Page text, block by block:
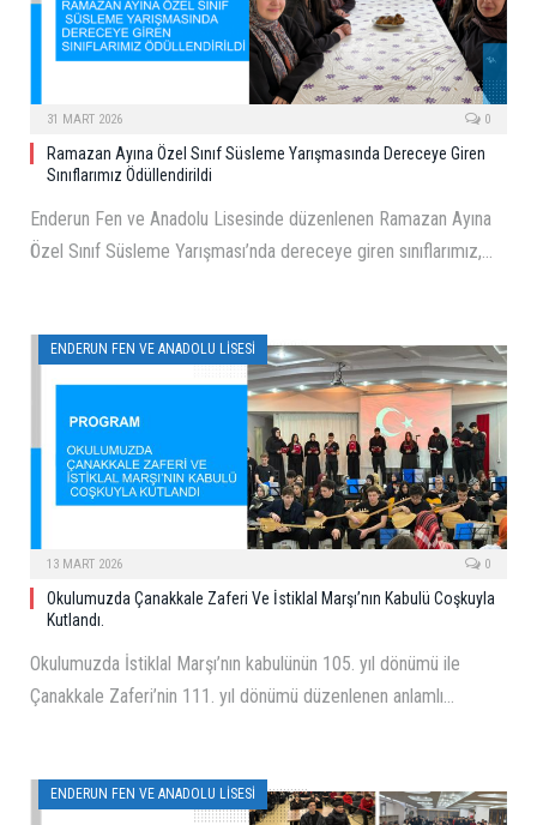
31 MART 2026 0
Ramazan Ayına Özel Sınıf Süsleme Yarışmasında Dereceye Giren
Sınıflarımız Ödüllendirildi
Enderun Fen ve Anadolu Lisesinde düzenlenen Ramazan Ayına
Özel Sınıf Süsleme Yarışması’nda dereceye giren sınıflarımız,…
ENDERUN FEN VE ANADOLU LISESI
13 MART 2026 0
Okulumuzda Çanakkale Zaferi Ve İstiklal Marşı’nın Kabulü Coşkuyla
Kutlandı.
Okulumuzda İstiklal Marşı’nın kabulünün 105. yıl dönümü ile
Çanakkale Zaferi’nin 111. yıl dönümü düzenlenen anlamlı…
ENDERUN FEN VE ANADOLU LISESI